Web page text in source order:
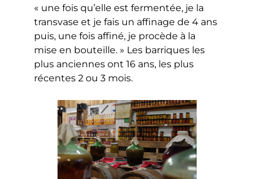
« une fois qu’elle est fermentée, je la
transvase et je fais un affinage de 4 ans
puis, une fois affiné, je procède à la
mise en bouteille. » Les barriques les
plus anciennes ont 16 ans, les plus
récentes 2 ou 3 mois.